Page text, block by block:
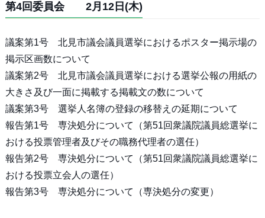
第4回委員会 2月12日(木)
議案第1号 北見市議会議員選挙におけるポスター掲示場の
掲示区画数について
議案第2号 北見市議会議員選挙における選挙公報の用紙の
大きさ及び一面に掲載する掲載文の数について
議案第3号 選挙人名簿の登録の移替えの延期について
報告第1号 専決処分について（第51回衆議院議員総選挙に
おける投票管理者及びその職務代理者の選任）
報告第2号 専決処分について（第51回衆議院議員総選挙に
おける投票立会人の選任）
報告第3号 専決処分について（専決処分の変更）